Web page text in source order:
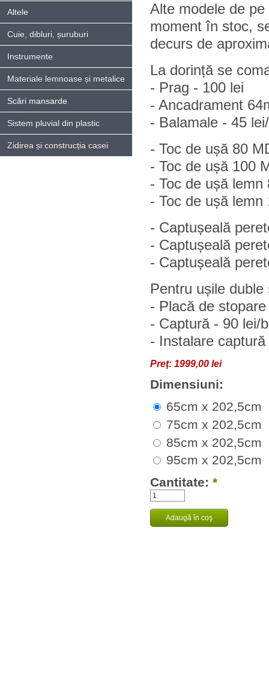
Altele
Cuie, dibluri, șuruburi
Instrumente
Materiale lemnoase și metalice
Scări mansarde
Sistem pluvial din plastic
Zidirea și construcția casei
Alte modele de
moment în stoc,
decurs de
La dorință se
- Prag - 100 lei
- Ancadrament
- Balamale - 45
- Toc de ușă 80
- Toc de ușă 100
- Toc de ușă
- Toc de ușă
- Captușeală
- Captușeală
- Captușeală
Pentru ușile
- Placă de
- Captură - 90 lei/
- Instalare
Preţ: 1999,00 lei
Dimensiuni:
65cm x 202,5cm
75cm x 202,5cm
85cm x 202,5cm
95cm x 202,5cm
Cantitate: *